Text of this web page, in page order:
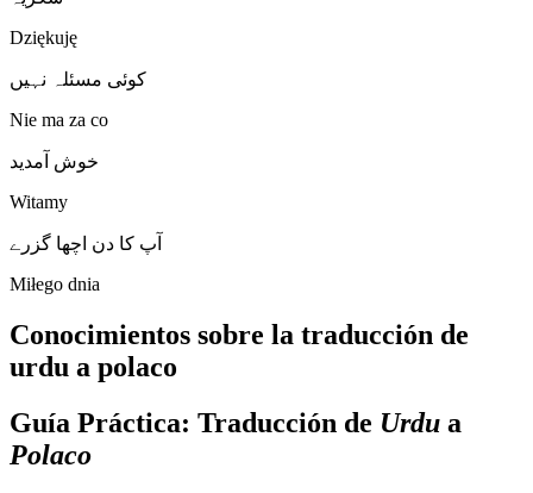
Dziękuję
کوئی مسئلہ نہیں
Nie ma za co
خوش آمدید
Witamy
آپ کا دن اچھا گزرے
Miłego dnia
Conocimientos sobre la traducción de
urdu a polaco
Guía Práctica: Traducción de Urdu a
Polaco